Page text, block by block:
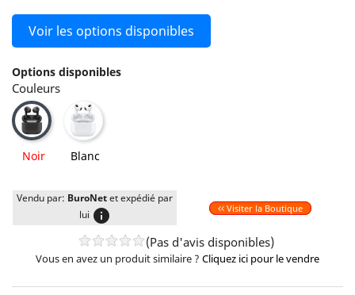
Voir les options disponibles
Options disponibles
Couleurs
Noir
Noir
Blanc
Blanc
Vendu par: BuroNetet expédié par
lui info Visiter la Boutique
(Pas d'avis disponibles)
Vous en avez un produit similaire ? Cliquez ici pour le vendre